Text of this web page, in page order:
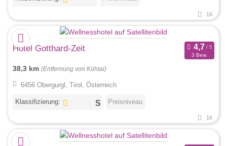
16
Hotel Gotthard-Zeit
3 Bew.
38,3 km (Entfernung von Kühtai)
6456 Obergurgl, Tirol, Österreich
Klassifizierung: Preisniveau
16